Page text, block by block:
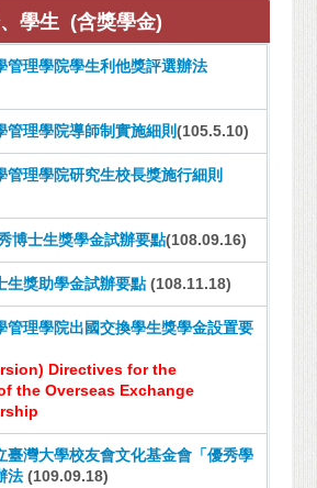
、學生 (含獎學金)
管理學院學生利他獎評選辦法
管理學院導師制實施細則(105.5.10)
管理學院研究生校長獎施行細則
博士生獎學金試辦要點(108.09.16)
生獎助學金試辦要點(108.11.18)
管理學院出國交換學生獎學金設置要
Directives for the
the Overseas Exchange
臺灣大學校友會文化基金會「優秀學
法 (109.09.18)